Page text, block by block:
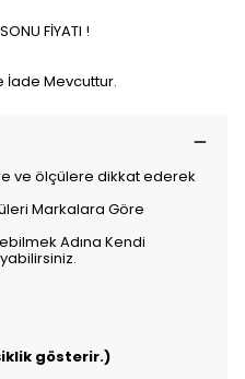
FİYATI !
İade Mevcuttur.
ve ölçülere dikkat ederek
Markalara Göre
Adına Kendi
gösterir.)